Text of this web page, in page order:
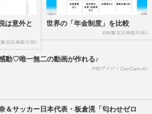
は意外と
東京証券取引所)
世界の「年金制度」を比較
PR(東京証券取引所)
動♡唯一無二の動画が作れる♪
PR(アドビ｜CanCam.jp)
＆サッカー日本代表・板倉滉「匂わせゼロ